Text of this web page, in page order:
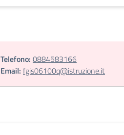
Telefono: 0884583166
Email: fgis06100q@istruzione.it